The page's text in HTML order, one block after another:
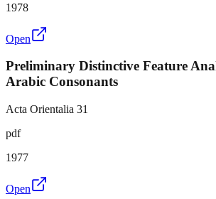
1978
Open
Preliminary Distinctive Feature
Arabic Consonants
Acta Orientalia 31
pdf
1977
Open